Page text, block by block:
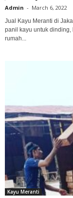
Admin - March 6, 2022
Jual Kayu Meranti di
panil kayu untuk
rumah...
Kayu Meranti